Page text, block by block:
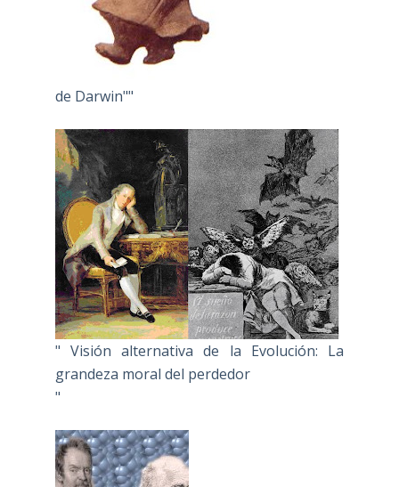
de Darwin""
" Visión alternativa de la Evolución: La
grandeza moral del perdedor
"